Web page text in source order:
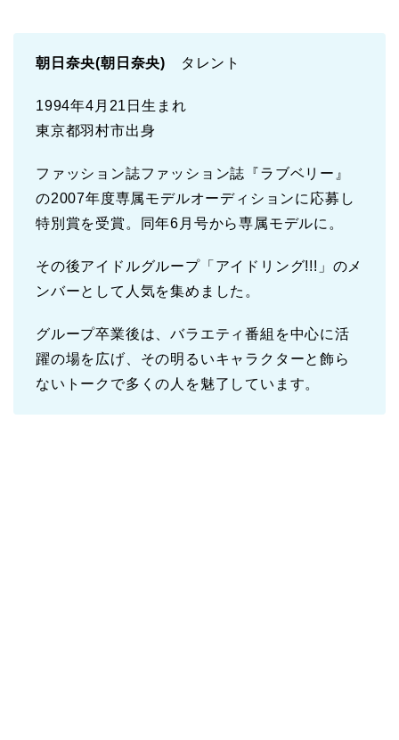
朝日奈央(朝日奈央) タレント
1994年4月21日生まれ
東京都羽村市出身
ファッション誌ファッション誌『ラブベリー』
の2007年度専属モデルオーディションに応募し
特別賞を受賞。同年6月号から専属モデルに。
その後アイドルグループ「アイドリング!!!」のメ
ンバーとして人気を集めました。
グループ卒業後は、バラエティ番組を中心に活
躍の場を広げ、その明るいキャラクターと飾ら
ないトークで多くの人を魅了しています。